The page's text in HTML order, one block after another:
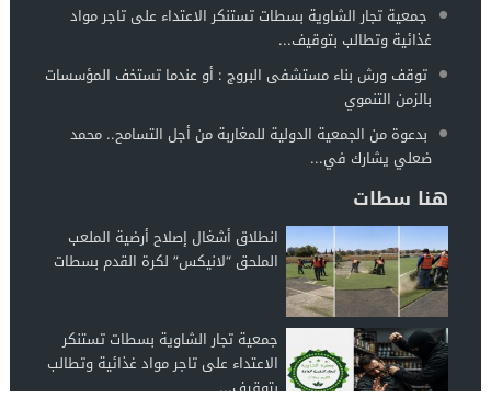
جمعية تجار الشاوية بسطات تستنكر الاعتداء على تاجر مواد
غذائية وتطالب بتوقيف...
توقف ورش بناء مستشفى البروج : أو عندما تستخف المؤسسات
بالزمن التنموي
بدعوة من الجمعية الدولية للمغاربة من أجل التسامح.. محمد
ضعلي يشارك في...
هنا سطات
انطلاق أشغال إصلاح أرضية الملعب
الملحق “لانيكس” لكرة القدم بسطات
جمعية تجار الشاوية بسطات تستنكر
الاعتداء على تاجر مواد غذائية وتطالب
بتوقيف...